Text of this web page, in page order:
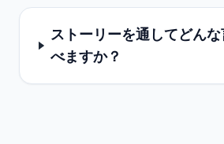
ストーリーを通してどん
べますか？